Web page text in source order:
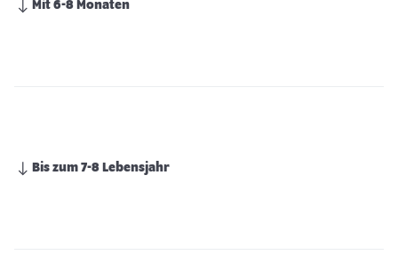
Mit 6-8 Monaten
Bis zum 7-8 Lebensjahr